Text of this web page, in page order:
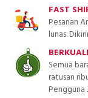
FAST
Pesanan
lunas.
Semua
ratusan
Pengguna